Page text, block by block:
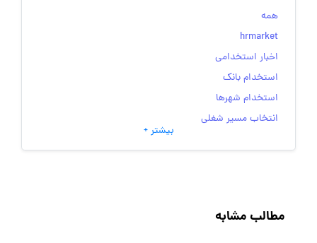
همه
hrmarket
اخبار استخدامی
استخدام بانک
استخدام شهرها
انتخاب مسیر شغلی
به‌روزرسانی‌های سایت (کارجویی)
رزومه
بیشتر +
مطالب مشابه